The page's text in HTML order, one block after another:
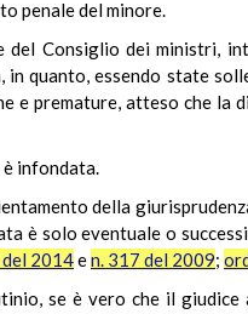
penale del minore.
del Consiglio dei ministri,
quanto, essendo state
e premature, atteso che la
è infondata.
della
è solo eventuale o
del 2014en. 317 del 2009;
se è vero che il